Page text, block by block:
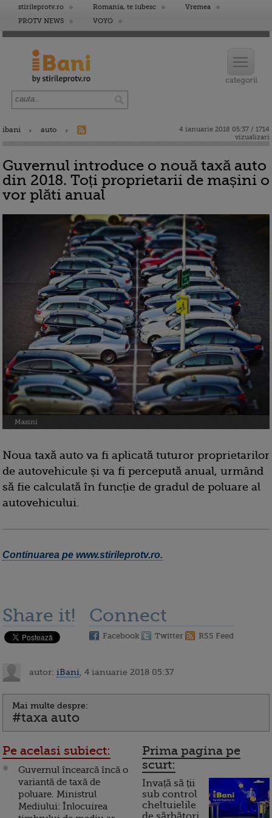
stirileprotv.ro Romania, te iubesc
Vremea
PROTV NEWS
VOYO
ibani auto
4 ianuarie 2018 05:37 / 1714
vizualizari
Guvernul introduce o nouă taxă auto
din 2018. Toți proprietarii de mașini o
vor plăti anual
Masini
Noua taxă auto va fi aplicată tuturor proprietarilor
de autovehicule și va fi percepută anual, urmând
să fie calculată în funcție de gradul de poluare al
autovehicului.
Continuarea pe www.stirileprotv.ro.
Share it! Connect
Facebook Twitter RSS Feed
autor: iBani , 4 ianuarie 2018 05:37
Mai multe despre:
#taxa auto
Pe acelasi subiect:
Guvernul încearcă încă o
variantă de taxă de
poluare. Ministrul
Mediului: Înlocuirea
Prima pagina pe
scurt:
Invață să ții
sub control
cheltuielile